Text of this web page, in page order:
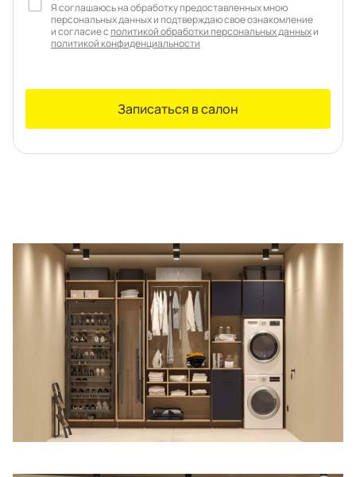
Москва и МО
Санкт-Петербург
Казань
Нижний Новгород
© 1996-2026 Фабрика мебели «Стильные Кухни»
Правовая информация Поддержка сайта
Я соглашаюсь на обработку предоставленных мною
персональных данных и подтверждаю свое ознакомление
и согласие сполитикой обработки персональных данныхи
политикой конфиденциальности
Записаться в салон